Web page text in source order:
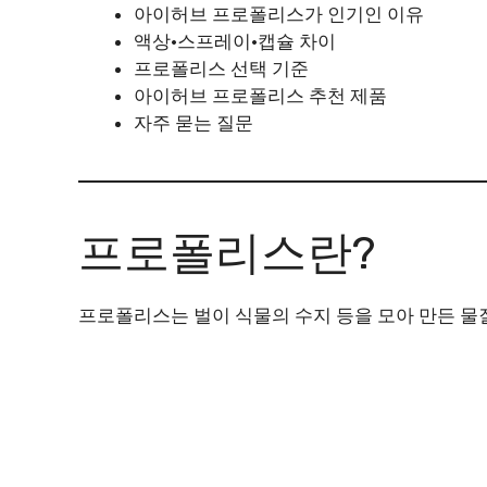
아이허브 프로폴리스가 인기인 이유
액상·스프레이·캡슐 차이
프로폴리스 선택 기준
아이허브 프로폴리스 추천 제품
자주 묻는 질문
프로폴리스란?
프로폴리스는 벌이 식물의 수지 등을 모아 만든 물